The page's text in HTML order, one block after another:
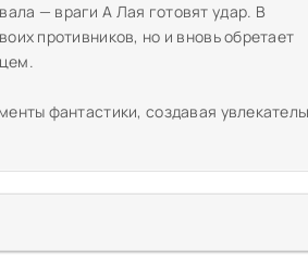
— враги А Лая готовят удар. В
противников, но и вновь обретает
фантастики, создавая